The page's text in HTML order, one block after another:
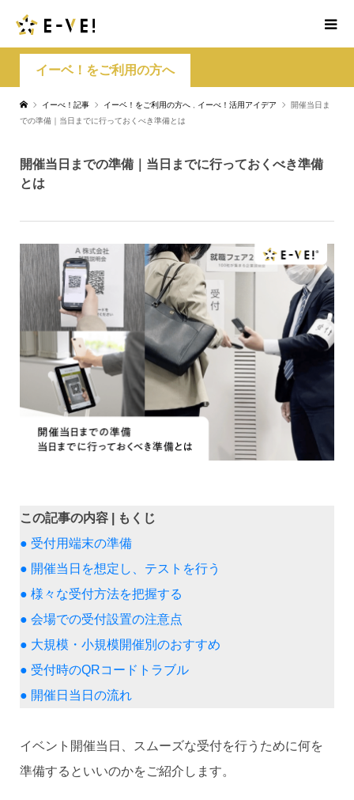
イーベ！をご利用の方へ
イーべ！記事 イーベ！をご利用の方へ イーべ！活用アイデア
開催当日ま
での準備｜当日までに行っておくべき準備とは
開催当日までの準備｜当日までに行っておくべき準備
とは
この記事の内容 | もくじ
● 受付用端末の準備
● 開催当日を想定し、テストを行う
● 様々な受付方法を把握する
● 会場での受付設置の注意点
● 大規模・小規模開催別のおすすめ
● 受付時のQRコードトラブル
● 開催日当日の流れ
イベント開催当日、スムーズな受付を行うために何を
準備するといいのかをご紹介します。